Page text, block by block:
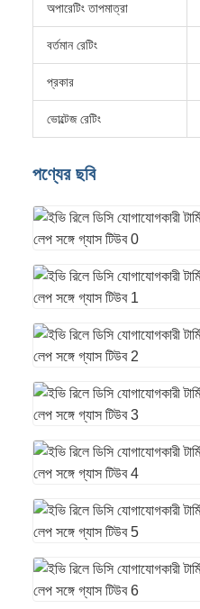
অপারেটিং তাপমাত্রা
বর্তমান রেটিং
প্রকার
ভোল্টেজ রেটিং
পণ্যের ছবি